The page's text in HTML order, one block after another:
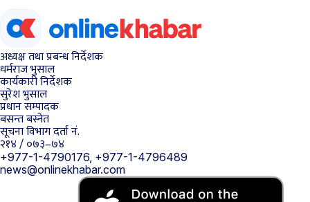
अध्यक्ष तथा प्रबन्ध निर्देशक
धर्मराज भुसाल
कार्यकारी निर्देशक
सुरेश भुसाल
प्रधान सम्पादक
बसन्त बस्नेत
सूचना विभाग दर्ता नं.
२१४ / ०७३–७४
+977-1-4790176, +977-1-4796489
news@onlinekhabar.com